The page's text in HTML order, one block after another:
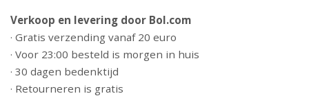
Verkoop en levering door Bol.com
· Gratis verzending vanaf 20 euro
· Voor 23:00 besteld is morgen in huis
· 30 dagen bedenktijd
· Retourneren is gratis